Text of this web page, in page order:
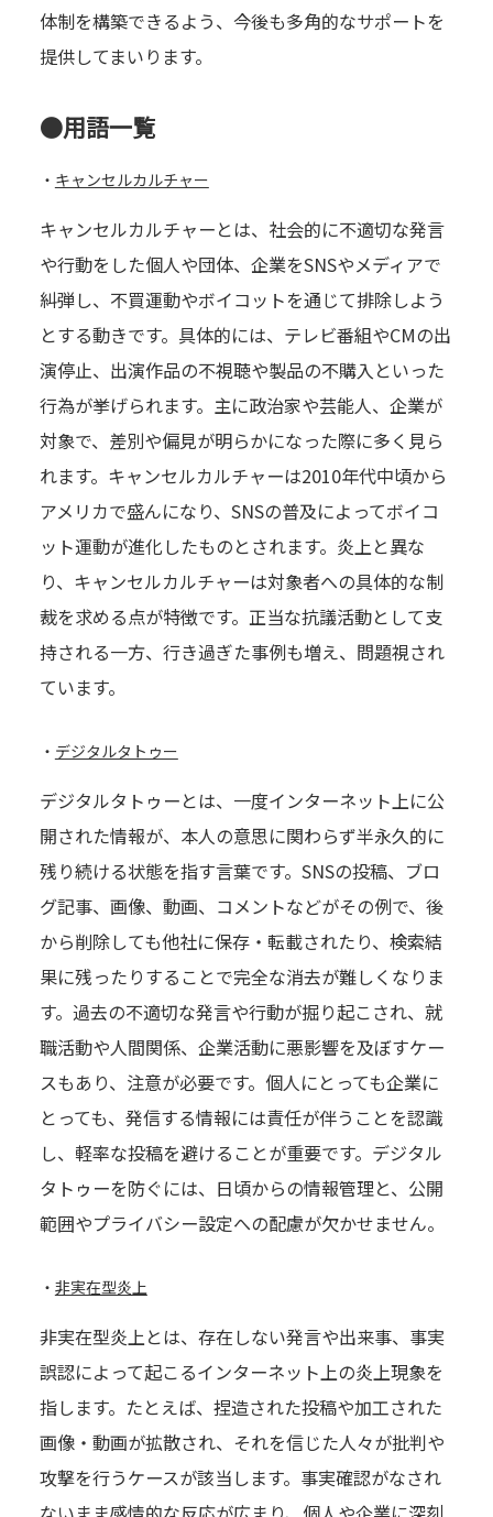
体制を構築できるよう、今後も多角的なサポートを
提供してまいります。
●用語一覧
・ キャンセルカルチャー
キャンセルカルチャーとは、社会的に不適切な発言
や行動をした個人や団体、企業をSNSやメディアで
糾弾し、不買運動やボイコットを通じて排除しよう
とする動きです。具体的には、テレビ番組やCMの出
演停止、出演作品の不視聴や製品の不購入といった
行為が挙げられます。主に政治家や芸能人、企業が
対象で、差別や偏見が明らかになった際に多く見ら
れます。キャンセルカルチャーは2010年代中頃から
アメリカで盛んになり、SNSの普及によってボイコ
ット運動が進化したものとされます。炎上と異な
り、キャンセルカルチャーは対象者への具体的な制
裁を求める点が特徴です。正当な抗議活動として支
持される一方、行き過ぎた事例も増え、問題視され
ています。
・ デジタルタトゥー
デジタルタトゥーとは、一度インターネット上に公
開された情報が、本人の意思に関わらず半永久的に
残り続ける状態を指す言葉です。SNSの投稿、ブロ
グ記事、画像、動画、コメントなどがその例で、後
から削除しても他社に保存・転載されたり、検索結
果に残ったりすることで完全な消去が難しくなりま
す。過去の不適切な発言や行動が掘り起こされ、就
職活動や人間関係、企業活動に悪影響を及ぼすケー
スもあり、注意が必要です。個人にとっても企業に
とっても、発信する情報には責任が伴うことを認識
し、軽率な投稿を避けることが重要です。デジタル
タトゥーを防ぐには、日頃からの情報管理と、公開
範囲やプライバシー設定への配慮が欠かせません。
・ 非実在型炎上
非実在型炎上とは、存在しない発言や出来事、事実
誤認によって起こるインターネット上の炎上現象を
指します。たとえば、捏造された投稿や加工された
画像・動画が拡散され、それを信じた人々が批判や
攻撃を行うケースが該当します。事実確認がなされ